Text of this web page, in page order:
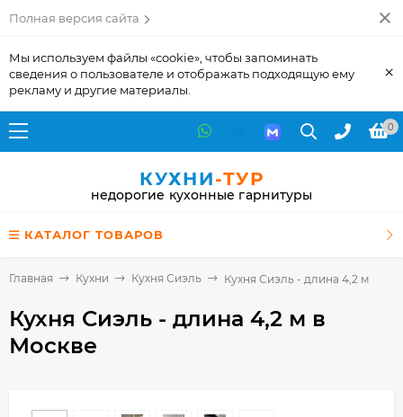
Полная версия сайта
Мы используем файлы «cookie», чтобы запоминать
сведения о пользователе и отображать подходящую ему
рекламу и другие материалы.
×
0
КУХНИ-ТУР
недорогие кухонные гарнитуры
КАТАЛОГ ТОВАРОВ
Главная Кухни Кухня Сиэль Кухня Сиэль - длина 4,2 м
Кухня Сиэль - длина 4,2 м в
Москве